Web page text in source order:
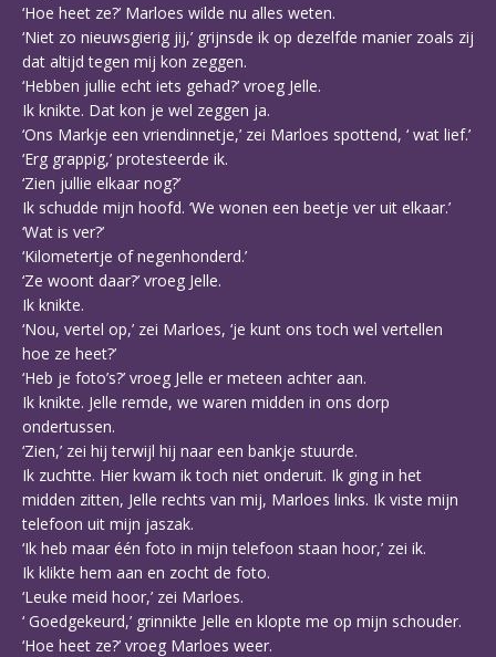
‘Hoe heet ze?’ Marloes wilde nu alles weten.
‘Niet zo nieuwsgierig jij,’ grijnsde ik op dezelfde manier zoals zij
dat altijd tegen mij kon zeggen.
‘Hebben jullie echt iets gehad?’ vroeg Jelle.
Ik knikte. Dat kon je wel zeggen ja.
‘Ons Markje een vriendinnetje,’ zei Marloes spottend, ‘ wat lief.’
‘Erg grappig,’ protesteerde ik.
‘Zien jullie elkaar nog?’
Ik schudde mijn hoofd. ‘We wonen een beetje ver uit elkaar.’
‘Wat is ver?’
‘Kilometertje of negenhonderd.’
‘Ze woont daar?’ vroeg Jelle.
Ik knikte.
‘Nou, vertel op,’ zei Marloes, ‘je kunt ons toch wel vertellen
hoe ze heet?’
‘Heb je foto’s?’ vroeg Jelle er meteen achter aan.
Ik knikte. Jelle remde, we waren midden in ons dorp
ondertussen.
‘Zien,’ zei hij terwijl hij naar een bankje stuurde.
Ik zuchtte. Hier kwam ik toch niet onderuit. Ik ging in het
midden zitten, Jelle rechts van mij, Marloes links. Ik viste mijn
telefoon uit mijn jaszak.
‘Ik heb maar één foto in mijn telefoon staan hoor,’ zei ik.
Ik klikte hem aan en zocht de foto.
‘Leuke meid hoor,’ zei Marloes.
‘ Goedgekeurd,’ grinnikte Jelle en klopte me op mijn schouder.
‘Hoe heet ze?’ vroeg Marloes weer.